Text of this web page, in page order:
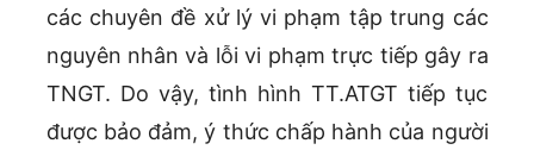
các chuyên đề xử lý vi phạm tập trung các
nguyên nhân và lỗi vi phạm trực tiếp gây ra
TNGT. Do vậy, tình hình TT.ATGT tiếp tục
được bảo đảm, ý thức chấp hành của người